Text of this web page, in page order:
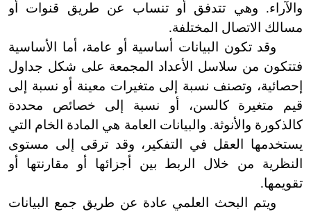
والآراء. وهي تتدفق أو تنساب عن طريق قنوات أو
مسالك الاتصال المختلفة.
وقد تكون البيانات أساسية أو عامة، أما الأساسية
فتتكون من سلاسل الأعداد المجمعة على شكل جداول
إحصائية، وتصنف نسبة إلى متغيرات معينة أو نسبة إلى
قيم متغيرة كالسن، أو نسبة إلى خصائص محددة
كالذكورة والأنوثة. والبيانات العامة هي المادة الخام التي
يستخدمها العقل في التفكير، وقد ترقى إلى مستوى
النظرية من خلال الربط بين أجزائها أو مقارنتها أو
تقويمها.
ويتم البحث العلمي عادة عن طريق جمع البيانات